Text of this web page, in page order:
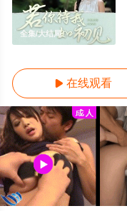
全集/大结局
 在线观看